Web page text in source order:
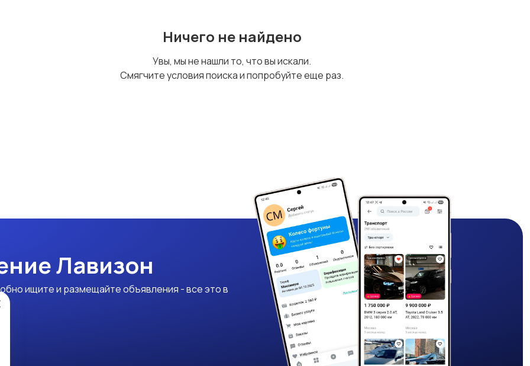
Ничего не найдено
Увы, мы не нашли то, что вы искали.
Смягчите условия поиска и попробуйте еще раз.
Лавизон
ищите и размещайте объявления - все это в